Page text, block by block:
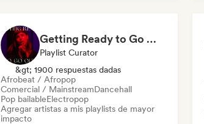
Getting Ready to Go Out 🍒💋
Playlist Curator
&gt; 1900 respuestas dadas
Afrobeat / Afropop
Comercial / MainstreamDancehall
Pop bailableElectropop
Agregar artistas a mis playlists de mayor
impacto